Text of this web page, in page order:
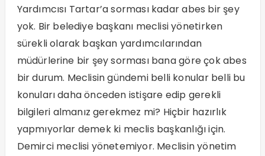
Yardımcısı Tartar’a sorması kadar abes bir şey
yok. Bir belediye başkanı meclisi yönetirken
sürekli olarak başkan yardımcılarından
müdürlerine bir şey sorması bana göre çok abes
bir durum. Meclisin gündemi belli konular belli bu
konuları daha önceden istişare edip gerekli
bilgileri almanız gerekmez mi? Hiçbir hazırlık
yapmıyorlar demek ki meclis başkanlığı için.
Demirci meclisi yönetemiyor. Meclisin yönetim